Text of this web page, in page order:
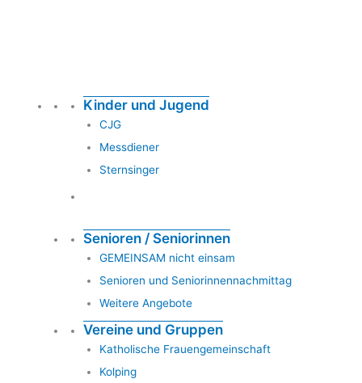
Kinder und Jugend
CJG
Messdiener
Sternsinger
Senioren / Seniorinnen
GEMEINSAM nicht einsam
Senioren und Seniorinnennachmittag
Weitere Angebote
Vereine und Gruppen
Katholische Frauengemeinschaft
Kolping